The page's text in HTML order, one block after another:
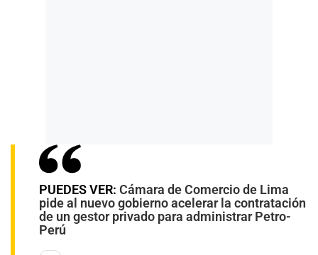
PUEDES VER: Cámara de Comercio de Lima
pide al nuevo gobierno acelerar la contratación
de un gestor privado para administrar Petro-
Perú